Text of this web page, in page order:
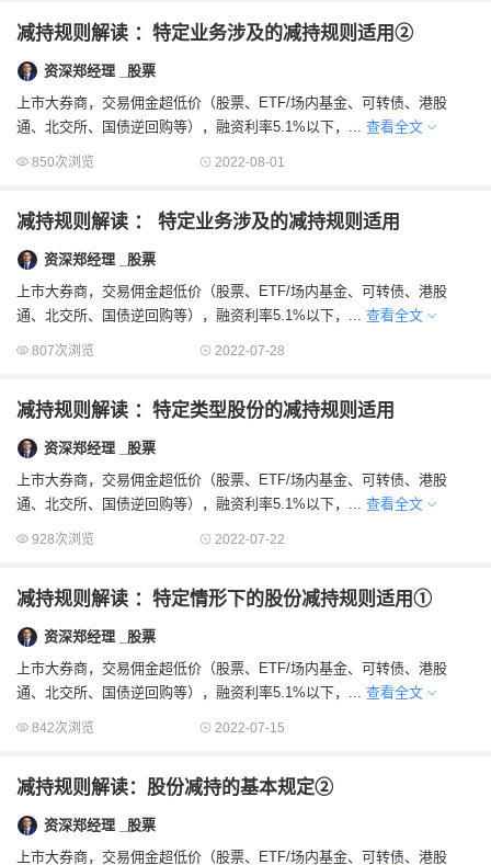
减持规则解读 ：特定业务涉及的减持规则适用②
资深郑经理 _股票
上市大券商，交易佣金超低价（股票、ETF/场内基金、可转债、港股
通、北交所、国债逆回购等），融资利率5.1%以下，... 查看全文
850次浏览 2022-08-01
减持规则解读 ： 特定业务涉及的减持规则适用
资深郑经理 _股票
上市大券商，交易佣金超低价（股票、ETF/场内基金、可转债、港股
通、北交所、国债逆回购等），融资利率5.1%以下，... 查看全文
807次浏览 2022-07-28
减持规则解读 ：特定类型股份的减持规则适用
资深郑经理 _股票
上市大券商，交易佣金超低价（股票、ETF/场内基金、可转债、港股
通、北交所、国债逆回购等），融资利率5.1%以下，... 查看全文
928次浏览 2022-07-22
减持规则解读 ：特定情形下的股份减持规则适用①
资深郑经理 _股票
上市大券商，交易佣金超低价（股票、ETF/场内基金、可转债、港股
通、北交所、国债逆回购等），融资利率5.1%以下，... 查看全文
842次浏览 2022-07-15
减持规则解读：股份减持的基本规定②
资深郑经理 _股票
上市大券商，交易佣金超低价（股票、ETF/场内基金、可转债、港股